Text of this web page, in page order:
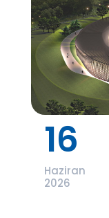
16
Haziran
2026